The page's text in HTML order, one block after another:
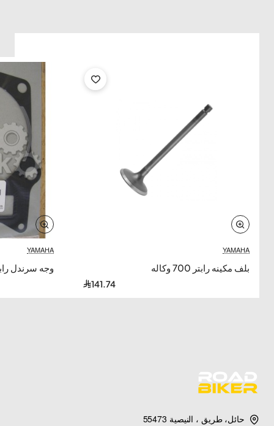
YAMAHA
بلف مكينه رابتر 700 وكاله
141.74
YAMAHA
وجه سرندل رابتر 700
حائل، طريق ، النيصية 55473